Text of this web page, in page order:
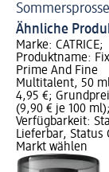
Ähnliche
Marke: CATRICE;
Produktname:
Prime And Fine
Multitalent, 50
4,95 €;
(9,90 € je 100 ml);
Verfügbarkeit:
Lieferbar, Status
Markt wählen